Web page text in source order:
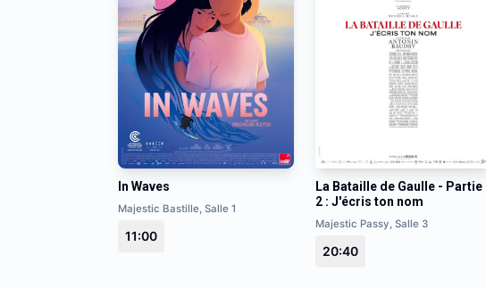
In Waves
Majestic Bastille, Salle 1
11:00
La Bataille de Gaulle - Partie
2 : J'écris ton nom
Majestic Passy, Salle 3
20:40